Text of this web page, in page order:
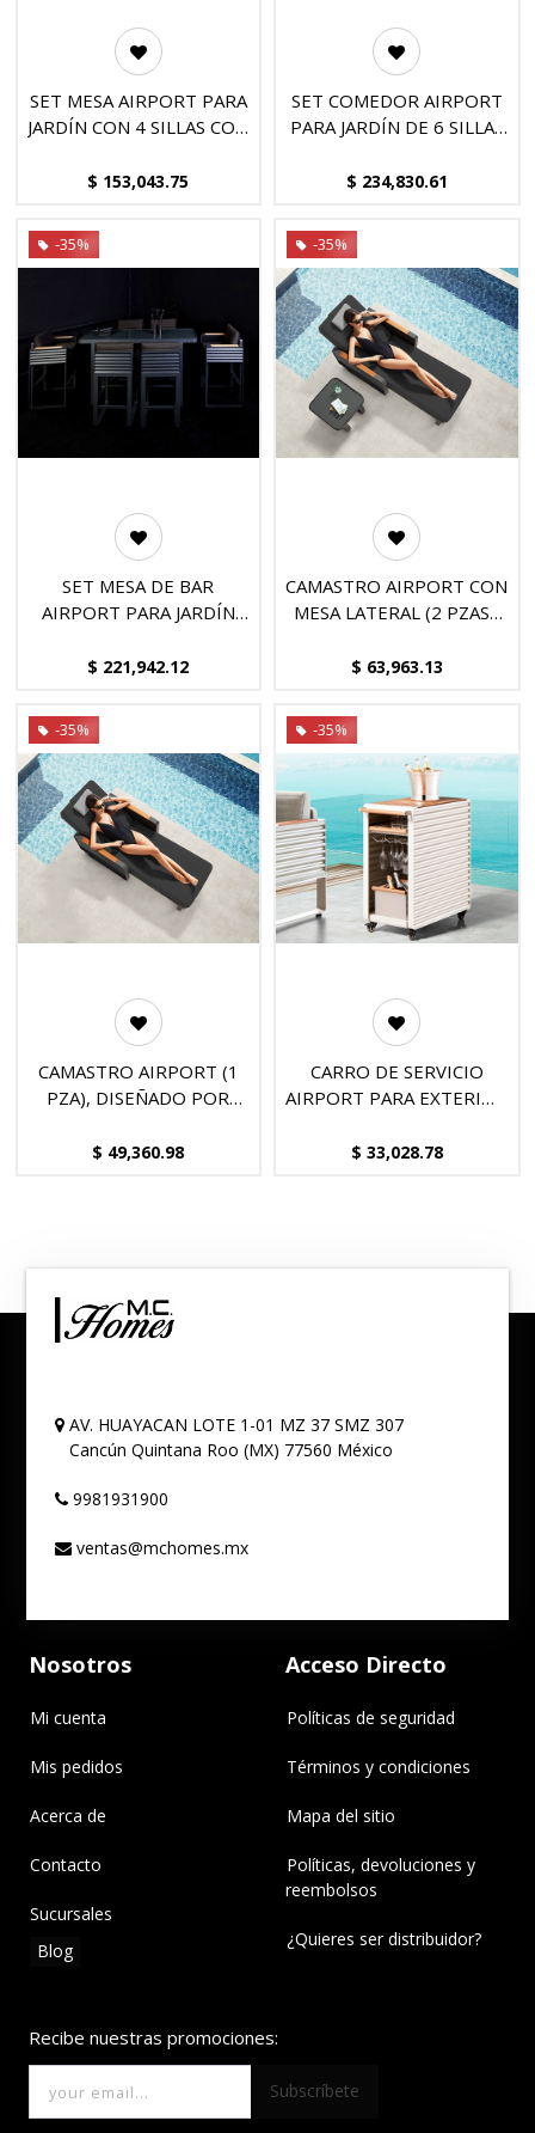
SET MESA AIRPORT PARA
JARDÍN CON 4 SILLAS CON
DISEÑADO POR NICOLAS
MCH.MES.0407
$ 153,043.75
SET COMEDOR AIRPORT
PARA JARDÍN DE 6 SILLAS
DISEÑADO POR NICOLAS
MCH.MES.0406
$ 234,830.61
-35%
SET MESA DE BAR
AIRPORT PARA JARDÍN
POR NICOLAS THOMKINS
$ 221,942.12
-35%
CAMASTRO AIRPORT CON
MESA LATERAL (2 PZAS),
THOMKINS.
$ 63,963.13
-35%
CAMASTRO AIRPORT (1
PZA), DISEÑADO POR
$ 49,360.98
-35%
CARRO DE SERVICIO
AIRPORT PARA EXTERIOR
DISEÑADO POR NICOLAS
$ 33,028.78
AV. HUAYACAN LOTE 1-01 MZ 37 SMZ 307
Cancún Quintana Roo (MX) 77560 México
9981931900
ventas@mchomes.mx
Nosotros
Mi cuenta
Mis pedidos
Acerca de
Contacto
Sucursales
Blog
Acceso Directo
Políticas de seguridad
Términos y condiciones
Mapa del sitio
Políticas, devoluciones y
reembolsos
¿Quieres ser distribuidor?
Recibe nuestras promociones:
Subscríbete